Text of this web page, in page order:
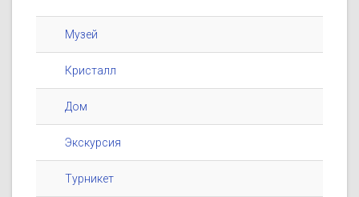
Музей
Кристалл
Дом
Экскурсия
Турникет